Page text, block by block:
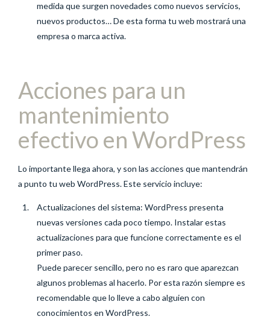
medida que surgen novedades como nuevos servicios,
nuevos productos… De esta forma tu web mostrará una
empresa o marca activa.
Acciones para un
mantenimiento
efectivo en WordPress
Lo importante llega ahora, y son las acciones que mantendrán
a punto tu web WordPress. Este servicio incluye:
Actualizaciones del sistema: WordPress presenta
nuevas versiones cada poco tiempo. Instalar estas
actualizaciones para que funcione correctamente es el
primer paso.
Puede parecer sencillo, pero no es raro que aparezcan
algunos problemas al hacerlo. Por esta razón siempre es
recomendable que lo lleve a cabo alguien con
conocimientos en WordPress.